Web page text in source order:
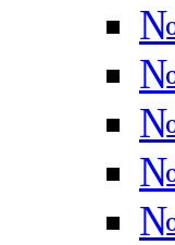
№
№
№
№
№